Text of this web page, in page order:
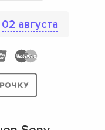
02 августа